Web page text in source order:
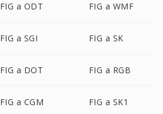
FIG a ODT FIG a WMF
FIG a SGI FIG a SK
FIG a DOT FIG a RGB
FIG a CGM FIG a SK1